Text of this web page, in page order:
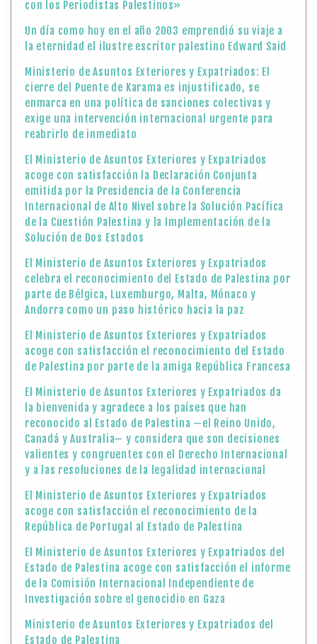
con los Periodistas Palestinos»
Un día como hoy en el año 2003 emprendió su viaje a
la eternidad el ilustre escritor palestino Edward Said
Ministerio de Asuntos Exteriores y Expatriados: El
cierre del Puente de Karama es injustificado, se
enmarca en una política de sanciones colectivas y
exige una intervención internacional urgente para
reabrirlo de inmediato
El Ministerio de Asuntos Exteriores y Expatriados
acoge con satisfacción la Declaración Conjunta
emitida por la Presidencia de la Conferencia
Internacional de Alto Nivel sobre la Solución Pacífica
de la Cuestión Palestina y la Implementación de la
Solución de Dos Estados
El Ministerio de Asuntos Exteriores y Expatriados
celebra el reconocimiento del Estado de Palestina por
parte de Bélgica, Luxemburgo, Malta, Mónaco y
Andorra como un paso histórico hacia la paz
El Ministerio de Asuntos Exteriores y Expatriados
acoge con satisfacción el reconocimiento del Estado
de Palestina por parte de la amiga República Francesa
El Ministerio de Asuntos Exteriores y Expatriados da
la bienvenida y agradece a los países que han
reconocido al Estado de Palestina —el Reino Unido,
Canadá y Australia— y considera que son decisiones
valientes y congruentes con el Derecho Internacional
y a las resoluciones de la legalidad internacional
El Ministerio de Asuntos Exteriores y Expatriados
acoge con satisfacción el reconocimiento de la
República de Portugal al Estado de Palestina
El Ministerio de Asuntos Exteriores y Expatriados del
Estado de Palestina acoge con satisfacción el informe
de la Comisión Internacional Independiente de
Investigación sobre el genocidio en Gaza
Ministerio de Asuntos Exteriores y Expatriados del
Estado de Palestina